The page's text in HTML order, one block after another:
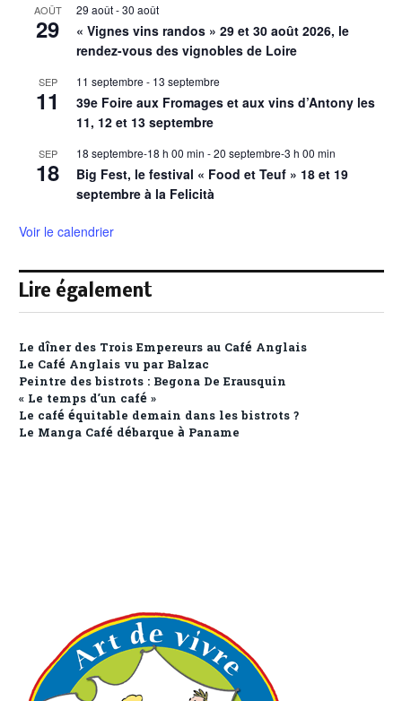
AOÛT
29
29 août-30 août
« Vignes vins randos » 29 et 30 août 2026, le
rendez-vous des vignobles de Loire
SEP
11
11 septembre - 13 septembre
39e Foire aux Fromages et aux vins d’Antony les
11, 12 et 13 septembre
SEP
18
18 septembre-18 h 00 min -20 septembre-3 h 00 min
Big Fest, le festival « Food et Teuf » 18 et 19
septembre à la Felicità
Voir le calendrier
Lire également
Le dîner des Trois Empereurs au Café Anglais
Le Café Anglais vu par Balzac
Peintre des bistrots : Begona De Erausquin
« Le temps d’un café »
Le café équitable demain dans les bistrots ?
Le Manga Café débarque à Paname